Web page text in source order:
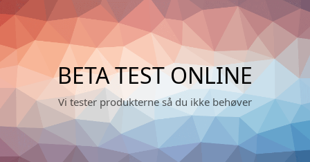
Skip
to
content
BETA TEST ONLINE
Vi tester produkterne så du ikke behøver